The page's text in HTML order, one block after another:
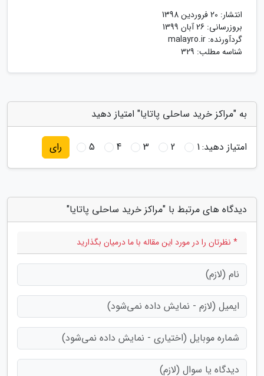
انتشار: 20 فروردین 1398
بروزرسانی: 26 آبان 1399
گردآورنده: malayro.ir
شناسه مطلب: 329
به "مراکز خرید ساحلی پاتایا" امتیاز دهید
امتیاز دهید:1
2
3
4
5 رای
دیدگاه های مرتبط با "مراکز خرید ساحلی پاتایا"
* نظرتان را در مورد این مقاله با ما درمیان بگذارید